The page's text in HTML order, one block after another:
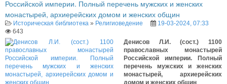
Российской империи. Полный перечень мужских и женских
монастырей, архиерейских домом и женских общин
Историческая библиотека » Религиоведение
19-03-2024, 07:33
643
Денисов Л.И. (сост.) 1100
православных монастырей
Российской империи. Полный
перечень мужских и женских
монастырей, архиерейских
домом и женских общин